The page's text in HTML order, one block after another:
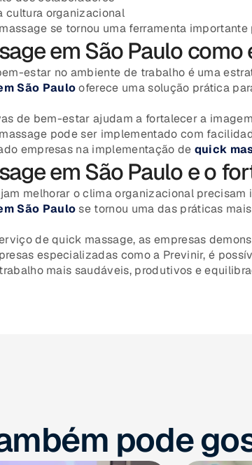
cultura organizacional
se tornou uma ferramenta
em São Paulo
estar no ambiente de trabalho é uma
São Paulooferece uma solução prática
de bem-estar ajudam a fortalecer a
pode ser implementado com
empresas na implementação de quick
em São Paulo e o
melhorar o clima organizacional
São Paulose tornou uma das práticas
de quick massage, as empresas
especializadas como a Previnir, é
mais saudáveis, produtivos e
pode